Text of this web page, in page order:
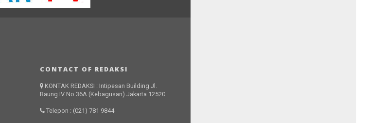
CONTACT OF REDAKSI
KONTAK REDAKSI : Intipesan Building Jl.
Baung IV No.36A (Kebagusan) Jakarta 12520.
Telepon : (021) 781 9844